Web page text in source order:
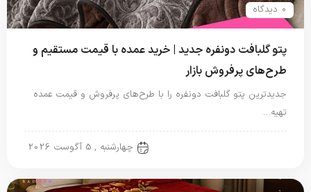
0 دیدگاه
پتو گلبافت دونفره جدید | خرید عمده با قیمت مستقیم و
طرح‌های پرفروش بازار
جدیدترین پتو گلبافت دونفره را با طرح‌های پرفروش و قیمت عمده
تهیه…
چهارشنبه , 5 آگوست 2026